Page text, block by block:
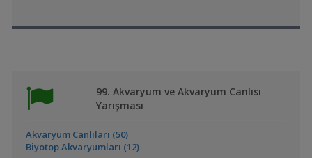
99. Akvaryum ve Akvaryum Canlısı
Yarışması
Akvaryum Canlıları (50)
Biyotop Akvaryumları (12)